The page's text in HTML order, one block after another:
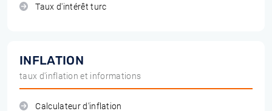
Taux d'intérêt turc
INFLATION
taux d'inflation et informations
Calculateur d'inflation